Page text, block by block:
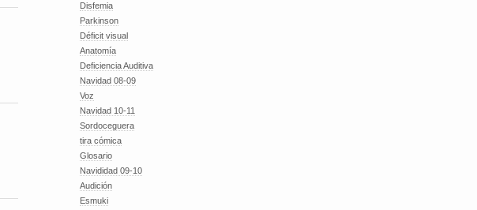
Disfemia
Parkinson
Déficit visual
Anatomía
Deficiencia Auditiva
Navidad 08-09
Voz
Navidad 10-11
Sordoceguera
tira cómica
Glosario
Navididad 09-10
Audición
Esmuki